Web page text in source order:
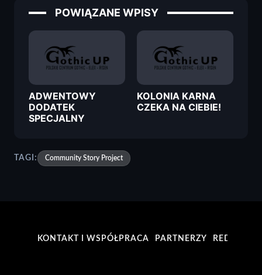
POWIĄZANE WPISY
ADWENTOWY
DODATEK
SPECJALNY
KOLONIA KARNA
CZEKA NA CIEBIE!
TAGI: Community Story Project
KONTAKT I WSPÓŁPRACA PARTNERZY REDAKCJA